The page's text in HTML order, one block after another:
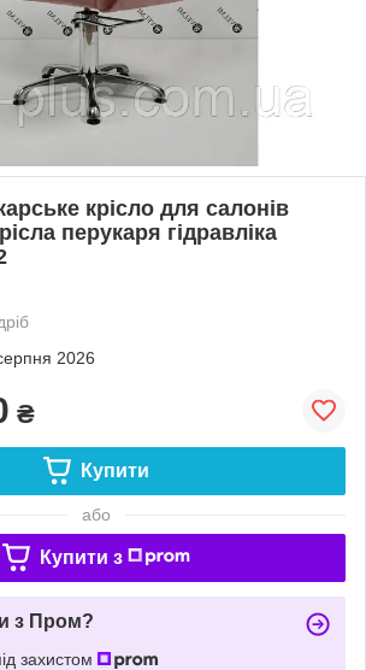
крісло для салонів
перукаря гідравліка
2026
₴
Купити
або
Купити з
з Пром?
захистом